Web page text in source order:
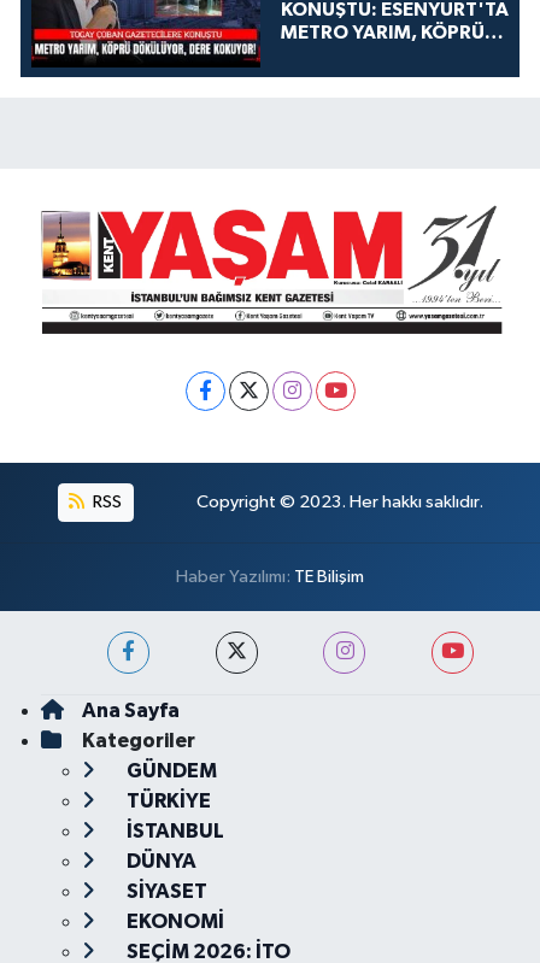
KONUŞTU: ESENYURT'TA
METRO YARIM, KÖPRÜ
KOKUYOR!
RSS Copyright © 2023. Her hakkı saklıdır.
Haber Yazılımı: TE Bilişim
Ana Sayfa
Kategoriler
GÜNDEM
TÜRKİYE
İSTANBUL
DÜNYA
SİYASET
EKONOMİ
SEÇİM 2026: İTO